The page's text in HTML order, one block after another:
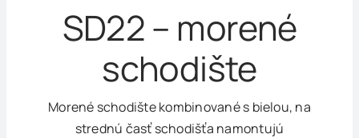
SD22 – morené
schodište
Morené schodište kombinované s bielou, na
strednú časť schodišťa namontujú